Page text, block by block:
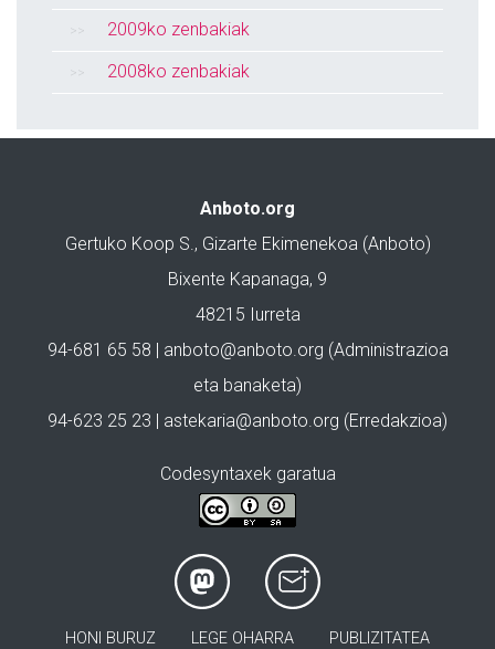
2009ko zenbakiak
2008ko zenbakiak
Anboto.org
Gertuko Koop S., Gizarte Ekimenekoa (Anboto)
Bixente Kapanaga, 9
48215 Iurreta
94-681 65 58 | anboto@anboto.org (Administrazioa
eta banaketa)
94-623 25 23 | astekaria@anboto.org (Erredakzioa)
Codesyntaxek garatua
HONI BURUZ LEGE OHARRA PUBLIZITATEA